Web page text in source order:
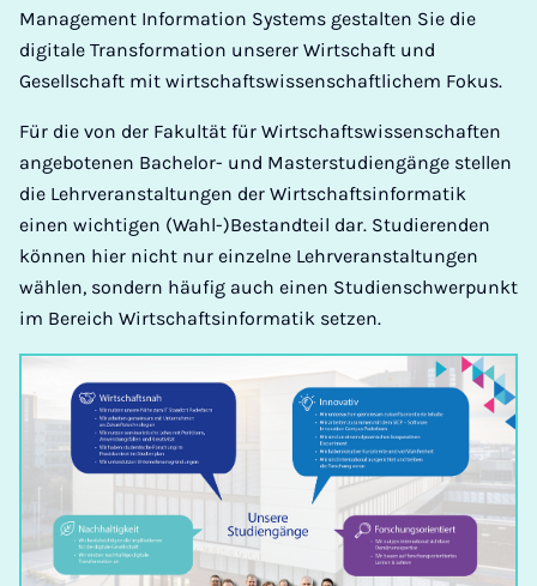
Management Information Systems gestalten Sie die
digitale Transformation unserer Wirtschaft und
Gesellschaft mit wirtschaftswissenschaftlichem Fokus.
Für die von der Fakultät für Wirtschaftswissenschaften
angebotenen Bachelor- und Masterstudiengänge stellen
die Lehrveranstaltungen der Wirtschaftsinformatik
einen wichtigen (Wahl-)Bestandteil dar. Studierenden
können hier nicht nur einzelne Lehrveranstaltungen
wählen, sondern häufig auch einen Studienschwerpunkt
im Bereich Wirtschaftsinformatik setzen.